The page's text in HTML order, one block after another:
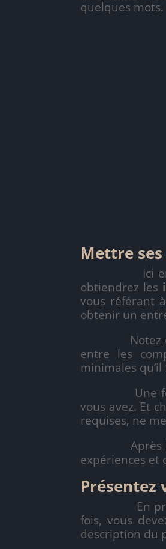
quelques
Mettre
Ici
obtiendrez les
vous référant
obtenir un
Notez
entre les
minimales
Une fois
vous avez. Et
requises, ne
Après les
expériences et
Présentez
En
fois, vous
description du